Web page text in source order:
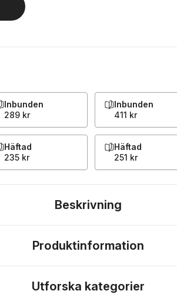
Inbunden
289 kr
Inbunden
411 kr
Häftad
235 kr
Häftad
251 kr
Beskrivning
Produktinformation
Utforska kategorier